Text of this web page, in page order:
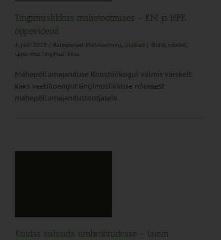
Tingimuslikkus mahetootmises – KM ja HPK
õppevideod
4. juuli 2025 | Kategooriad: Mahetootmine, Uudised | Sildid: nõuded,
õppevideo, tingimuslikkus
Mahepõllumajanduse Koostöökogul valmis värskelt
kaks veebiloengut tingimuslikkuse nõuetest
mahepõllumajandustootjatele.
Kuidas suhtuda umbrohtudesse – laiem